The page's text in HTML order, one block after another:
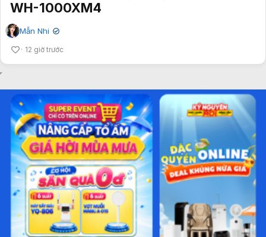
WH-1000XM4
Mẫn Nhi ✔
12 giờ trước